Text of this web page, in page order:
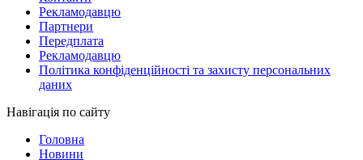
Рекламодавцю
Партнери
Передплата
Рекламодавцю
Політика конфіденційності та захисту персональних
даних
Навігація по сайту
Головна
Новини